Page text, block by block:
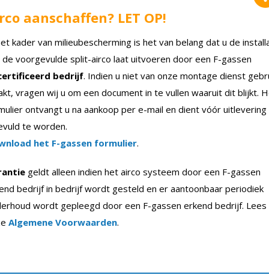
aanschaffen? LET OP!
kader van milieubescherming is het van belang dat u de
de voorgevulde split-airco laat uitvoeren door een F-gassen
bedrijf. Indien u niet van onze montage dienst
vragen wij u om een document in te vullen waaruit dit blijkt.
ontvangt u na aankoop per e-mail en dient vóór uitlevering
te worden.
het F-gassen formulier.
geldt alleen indien het airco systeem door een F-gassen
bedrijf in bedrijf wordt gesteld en er aantoonbaar periodiek
wordt gepleegd door een F-gassen erkend bedrijf. Lees
Algemene Voorwaarden.